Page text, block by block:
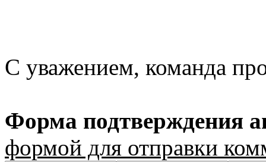
С уважением, команда
Форма подтверждения
формой для отправки